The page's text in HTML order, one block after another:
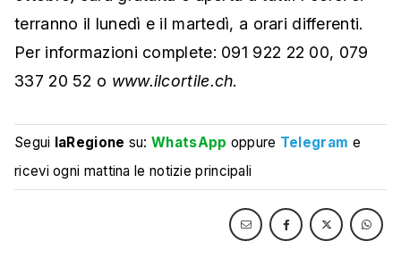
terranno il lunedì e il martedì, a orari differenti.
Per informazioni complete: 091 922 22 00, 079
337 20 52 o www.ilcortile.ch.
Segui laRegione su:WhatsApp oppure Telegram e
ricevi ogni mattina le notizie principali